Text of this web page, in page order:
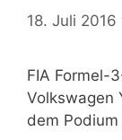
18. Juli 2016
FIA Formel-
Volkswagen
dem Podium